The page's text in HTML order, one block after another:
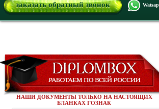
заказать обратный звонок
НАШИ ДОКУМЕНТЫ ТОЛЬКО НА НАСТОЯЩИХ
БЛАНКАХ ГОЗНАК